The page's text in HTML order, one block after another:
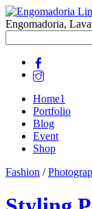
Engomadoria,
Home1
Portfolio
Blog
Event
Shop
Fashion /